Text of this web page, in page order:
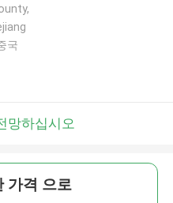
국
망하십시오
가격 으로